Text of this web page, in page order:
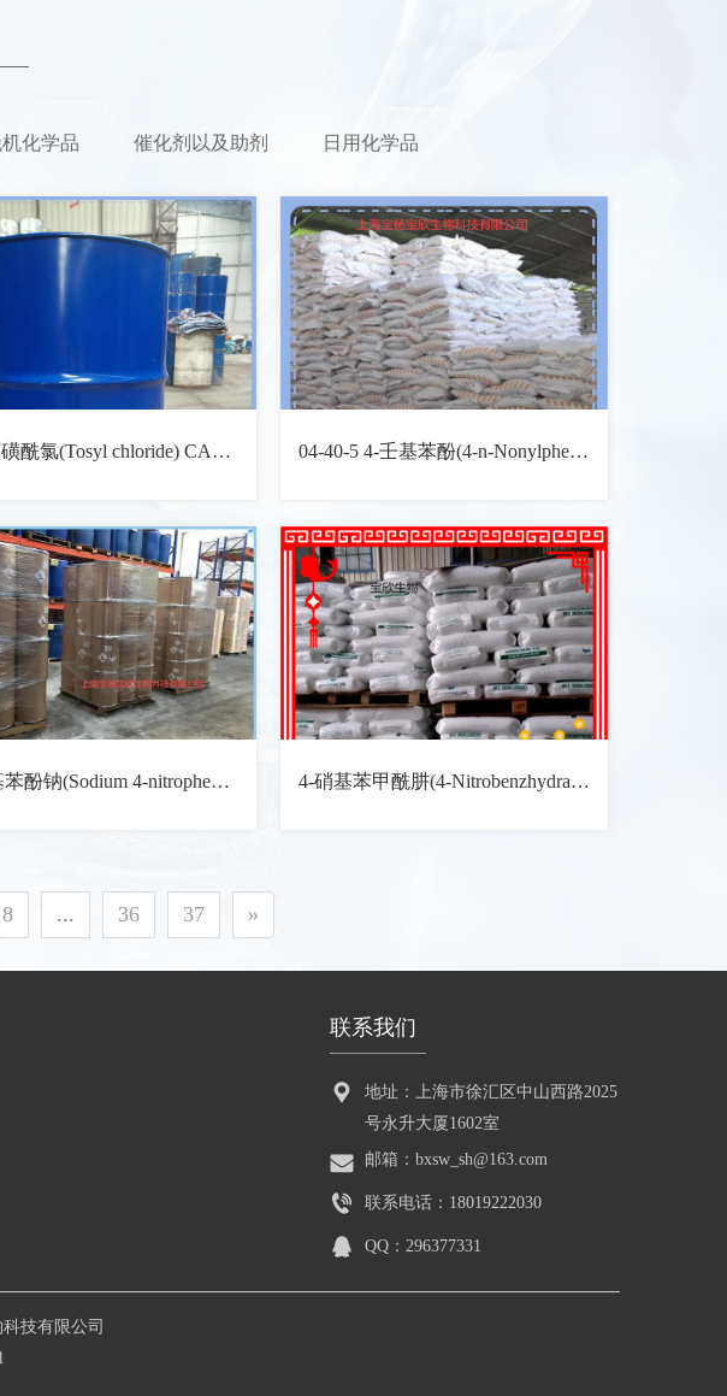
化学品 催化剂以及助剂 日用化学品
4-甲苯磺酰氯(Tosyl chloride) CAS: 98-59-9 化学式: C7H7ClO2S 04-40-5 4-壬基苯酚(4-n-Nonylphenol) CAS: 104-40-5 化学式: C15H24O
对硝基苯酚钠(Sodium 4-nitrophenoxide, hydrate) CAS: 824-78-2 化学式: C6H4NNaO3 4-硝基苯甲酰肼(4-Nitrobenzhydrazide) CAS: 636-97-5 化学式: C7H7N3O3
8 ... 36 37 »
联系我们
地址：上海市徐汇区中山西路2025
号永升大厦1602室
邮箱：bxsw_sh@163.com
联系电话：18019222030
QQ：296377331
技有限公司